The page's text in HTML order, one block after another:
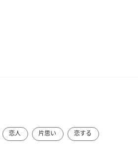
恋人 片思い
恋する